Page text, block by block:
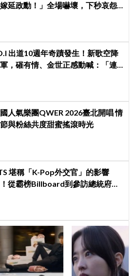
延政勳！」全場嚇壞，下秒哀怨
出道10週年奇蹟發生！新歌空降
，磪有情、金世正感動喊：「連
人氣樂團QWER 2026臺北開唱 情
與粉絲共度甜蜜搖滾時光
堪稱「K-Pop外交官」的影響
從霸榜Billboard到參訪總統府，